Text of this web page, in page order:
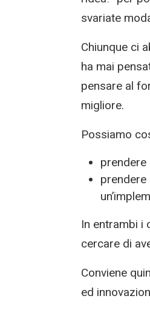
svariate
Chiunque ci
ha mai
pensare al
migliore.
Possiamo
prendere
In entrambi i
cercare di
Conviene
ed